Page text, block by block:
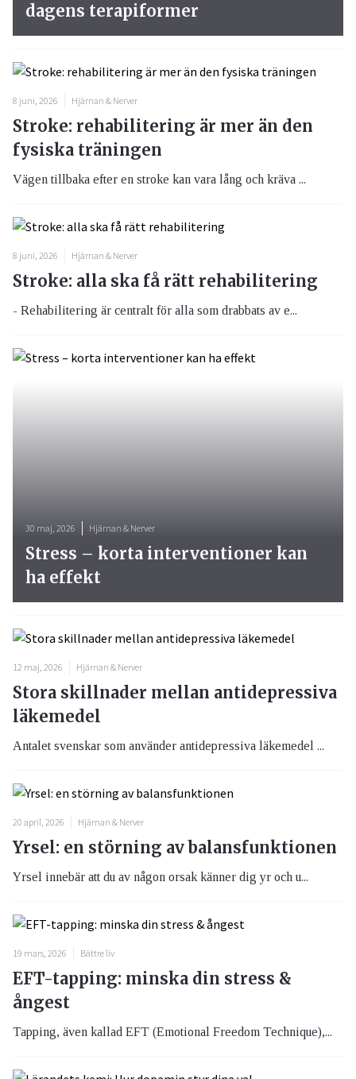
8 juni, 2026 Hjärnan & Nerver
Stroke: rehabilitering är mer än den
fysiska träningen
Vägen tillbaka efter en stroke kan vara lång och kräva ...
8 juni, 2026 Hjärnan & Nerver
Stroke: alla ska få rätt rehabilitering
- Rehabilitering är centralt för alla som drabbats av e...
dagens terapiformer
30 maj, 2026 Hjärnan & Nerver
Stress – korta interventioner kan
ha effekt
12 maj, 2026 Hjärnan & Nerver
Stora skillnader mellan antidepressiva
läkemedel
Antalet svenskar som använder antidepressiva läkemedel ...
20 april, 2026 Hjärnan & Nerver
Yrsel: en störning av balansfunktionen
Yrsel innebär att du av någon orsak känner dig yr och u...
19 mars, 2026 Bättre liv
EFT-tapping: minska din stress &
ångest
Tapping, även kallad EFT (Emotional Freedom Technique),...